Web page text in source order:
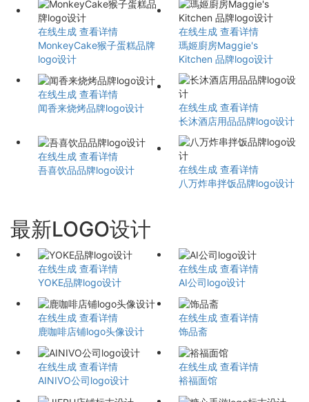
在线生成 查看详情
MonkeyCake猴子蛋糕品牌
logo设计
在线生成 查看详情
瑪姬廚房Maggie's
Kitchen 品牌logo设计
在线生成 查看详情
闻香来烧烤品牌logo设计
在线生成 查看详情
长沐酒店用品品牌logo设计
在线生成 查看详情
吾喜饮品品牌logo设计
在线生成 查看详情
八万炸串拌饭品牌logo设计
最新LOGO设计
在线生成 查看详情
YOKE品牌logo设计
在线生成 查看详情
AI公司logo设计
在线生成 查看详情
鹿咖啡店铺logo头像设计
在线生成 查看详情
饰品斋
在线生成 查看详情
AINIVO公司logo设计
在线生成 查看详情
裕福面馆